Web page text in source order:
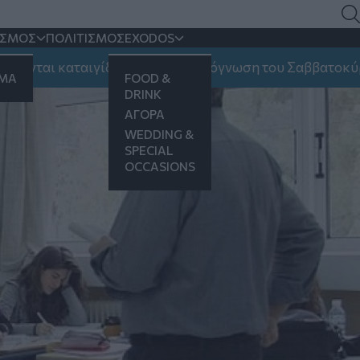
ΠΟΛΙΤΙΣΜΟΣEXODOS
FOOD &
DRINK
ΑΓΟΡΑ
WEDDING &
SPECIAL
OCCASIONS
και ποια η πρόγνωση του Σαββατοκύριακου